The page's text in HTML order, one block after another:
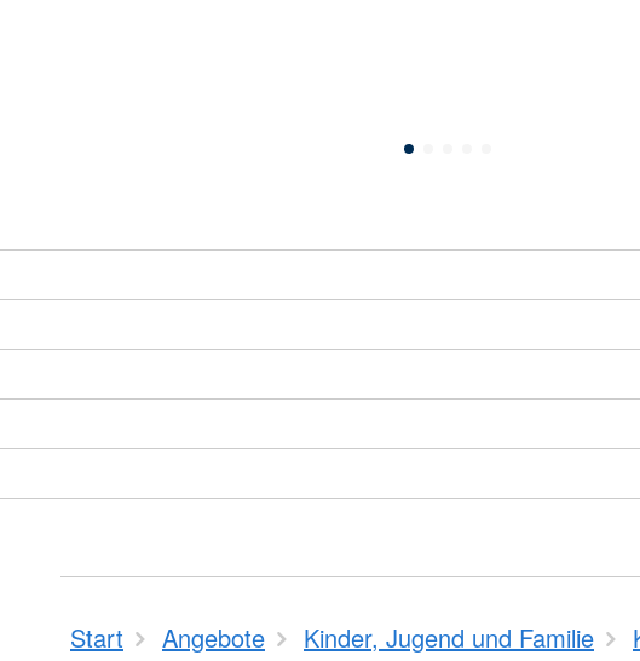
Start Angebote Kinder, Jugend und Familie